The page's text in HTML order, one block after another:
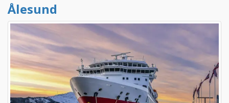
Ålesund